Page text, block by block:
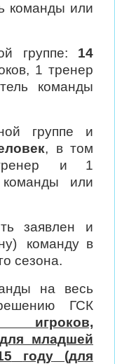
команды или
группе: 14
1 тренер
команды
группе и
, в том
и 1
команды или
заявлен
и
команду в
сезона.
на весь
ГСК
игроков,
младшей
году
(для